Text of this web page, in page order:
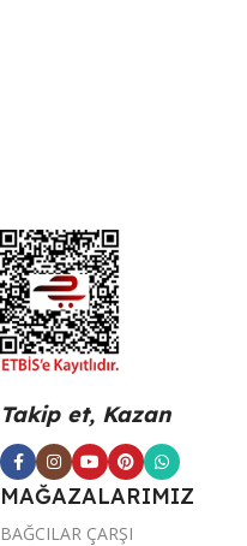
Takip et, Kazan
MAĞAZALARIMIZ
BAĞCILAR ÇARŞI